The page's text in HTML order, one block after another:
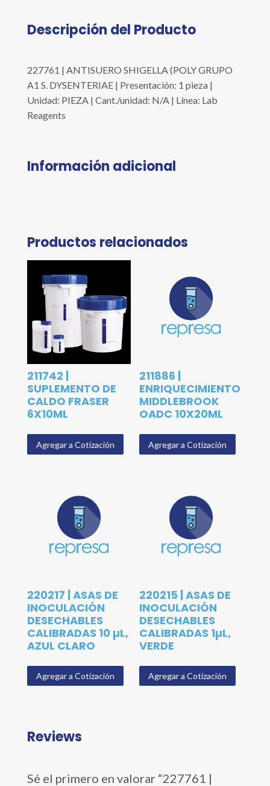
Descripción del Producto
227761 | ANTISUERO SHIGELLA (POLY GRUPO
A1 S. DYSENTERIAE | Presentación: 1 pieza |
Unidad: PIEZA | Cant./unidad: N/A | Línea: Lab
Reagents
Información adicional
Productos relacionados
211742 |
SUPLEMENTO DE
CALDO FRASER
6X10ML
Agregar a Cotización
211886 |
ENRIQUECIMIENTO
MIDDLEBROOK
OADC 10X20ML
Agregar a Cotización
220217 | ASAS DE
INOCULACIÓN
DESECHABLES
CALIBRADAS 10 µL,
AZUL CLARO
Agregar a Cotización
220215 | ASAS DE
INOCULACIÓN
DESECHABLES
CALIBRADAS 1µL,
VERDE
Agregar a Cotización
Reviews
Sé el primero en valorar “227761 |